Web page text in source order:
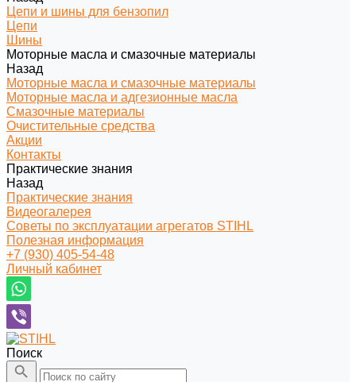
Цепи и шины для бензопил
Цепи
Шины
Моторные масла и смазочные материалы
Назад
Моторные масла и смазочные материалы
Моторные масла и адгезионные масла
Смазочные материалы
Очистительные средства
Акции
Контакты
Практические знания
Назад
Практические знания
Видеогалерея
Советы по эксплуатации агрегатов STIHL
Полезная информация
+7 (930) 405-54-48
Личный кабинет
Поиск